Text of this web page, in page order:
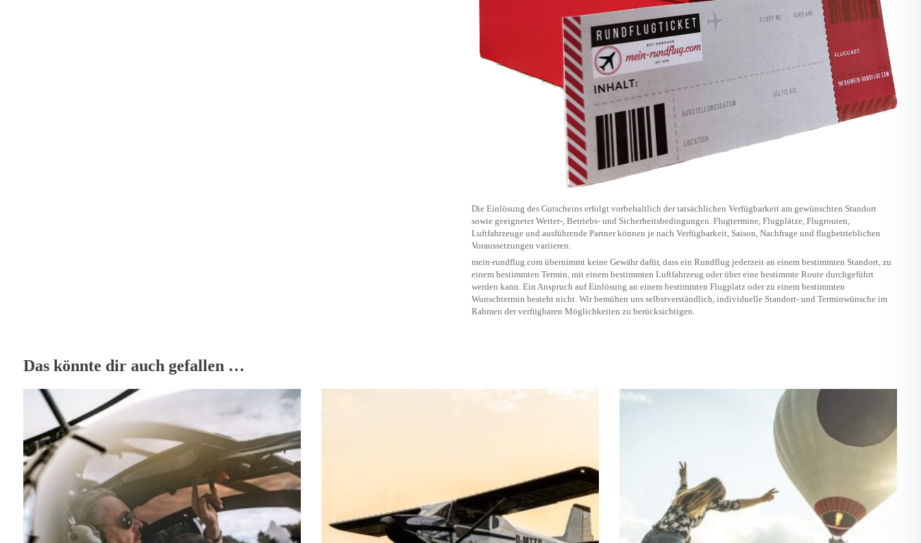
Die Einlösung des Gutscheins erfolgt vorbehaltlich der tatsächlichen Verfügbarkeit am gewünschten Standort
sowie geeigneter Wetter-, Betriebs- und Sicherheitsbedingungen. Flugtermine, Flugplätze, Flugrouten,
Luftfahrzeuge und ausführende Partner können je nach Verfügbarkeit, Saison, Nachfrage und flugbetrieblichen
Voraussetzungen variieren.
mein-rundflug.com übernimmt keine Gewähr dafür, dass ein Rundflug jederzeit an einem bestimmten Standort, zu
einem bestimmten Termin, mit einem bestimmten Luftfahrzeug oder über eine bestimmte Route durchgeführt
werden kann. Ein Anspruch auf Einlösung an einem bestimmten Flugplatz oder zu einem bestimmten
Wunschtermin besteht nicht. Wir bemühen uns selbstverständlich, individuelle Standort- und Terminwünsche im
Rahmen der verfügbaren Möglichkeiten zu berücksichtigen.
Das könnte dir auch gefallen …